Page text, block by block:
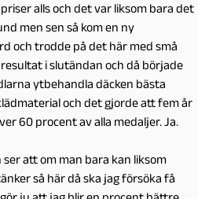
alls och det var liksom bara det
men sen så kom en ny
och trodde på det här med små
i slutändan och då började
ytbehandla däcken bästa
och det gjorde att fem år
60 procent av alla medaljer. Ja.
att om man bara kan liksom
så här då ska jag försöka få